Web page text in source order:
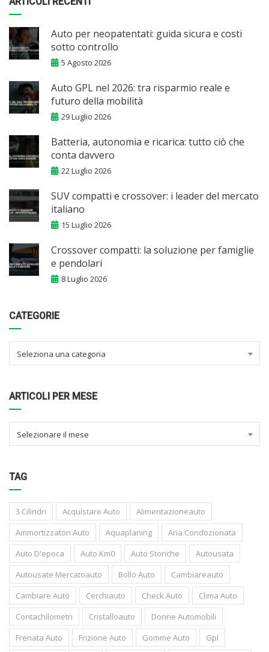
Auto per neopatentati: guida sicura e costi
sotto controllo
5 Agosto 2026
Auto GPL nel 2026: tra risparmio reale e
futuro della mobilità
29 Luglio 2026
Batteria, autonomia e ricarica: tutto ciò che
conta davvero
22 Luglio 2026
SUV compatti e crossover: i leader del mercato
italiano
15 Luglio 2026
Crossover compatti: la soluzione per famiglie
e pendolari
8 Luglio 2026
CATEGORIE
Seleziona una categoria
ARTICOLI PER MESE
Selezionare il mese
TAG
3 Cilindri Acquistare Auto
Alimentazioneauto
Ammortizzatori Auto
Aquaplaning
Aria Condozionata
Auto D'epoca
Auto Km0 Auto Storiche
Autousata
Autousate Mercatoauto
Bollo Auto
Cambiareauto
Cambiare Auto
Cerchiauto Check Auto
Clima Auto
Contachilometri
Cristalloauto
Donne Automobili
Frenata Auto
Frizione Auto Gomme Auto
Gpl